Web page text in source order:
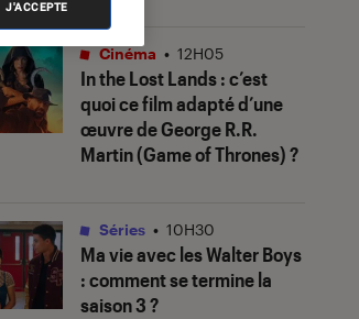
In the Lost Lands: c’est
quoi ce film adapté d’une
œuvre de George R.R.
Martin (Game of Thrones) ?
Cinéma • 12H05
Ma vie avec les Walter Boys
: comment se termine la
saison 3 ?
Séries • 10H30
J'ACCEPTE